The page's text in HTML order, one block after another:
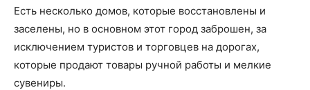
Есть несколько домов, которые восстановлены и
заселены, но в основном этот город заброшен, за
исключением туристов и торговцев на дорогах,
которые продают товары ручной работы и мелкие
сувениры.